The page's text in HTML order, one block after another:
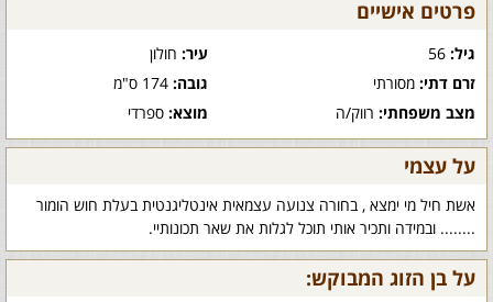
פרטים אישיים
גיל: עיר:חולון
זרם דתי: מסורתי גובה:174 ס"מ
מצב משפחתי: רווק/ה מוצא:ספרדי
על עצמי
אשת חיל מי ימצא , בחורה צנועה עצמאית אינטליגנטית בעלת חוש הומור
........ ובמידה ותכיר אותי תוכל לגלות את שאר תכונותיי.
על בן הזוג המבוקש: